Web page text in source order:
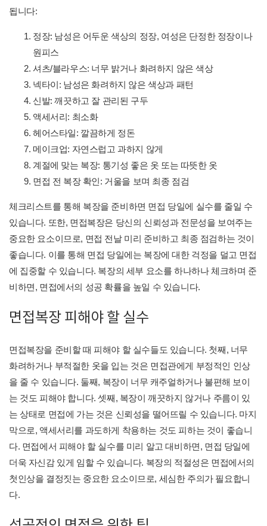
됩니다:
정장: 남성은 어두운 색상의 정장, 여성은 단정한 정장이나
원피스
셔츠/블라우스: 너무 밝거나 화려하지 않은 색상
넥타이: 남성은 화려하지 않은 색상과 패턴
신발: 깨끗하고 잘 관리된 구두
액세서리: 최소화
헤어스타일: 깔끔하게 정돈
메이크업: 자연스럽고 과하지 않게
계절에 맞는 복장: 통기성 좋은 옷 또는 따뜻한 옷
면접 전 복장 확인: 거울을 보며 최종 점검
체크리스트를 통해 복장을 준비하면 면접 당일에 실수를 줄일 수
있습니다. 또한, 면접복장은 당신의 신뢰성과 전문성을 보여주는
중요한 요소이므로, 면접 전날 미리 준비하고 최종 점검하는 것이
좋습니다. 이를 통해 면접 당일에는 복장에 대한 걱정을 덜고 면접
에 집중할 수 있습니다. 복장의 세부 요소를 하나하나 체크하며 준
비하면, 면접에서의 성공 확률을 높일 수 있습니다.
면접복장 피해야 할 실수
면접복장을 준비할 때 피해야 할 실수들도 있습니다. 첫째, 너무
화려하거나 부적절한 옷을 입는 것은 면접관에게 부정적인 인상
을 줄 수 있습니다. 둘째, 복장이 너무 캐주얼하거나 불편해 보이
는 것도 피해야 합니다. 셋째, 복장이 깨끗하지 않거나 주름이 있
는 상태로 면접에 가는 것은 신뢰성을 떨어뜨릴 수 있습니다. 마지
막으로, 액세서리를 과도하게 착용하는 것도 피하는 것이 좋습니
다. 면접에서 피해야 할 실수를 미리 알고 대비하면, 면접 당일에
더욱 자신감 있게 임할 수 있습니다. 복장의 적절성은 면접에서의
첫인상을 결정짓는 중요한 요소이므로, 세심한 주의가 필요합니
다.